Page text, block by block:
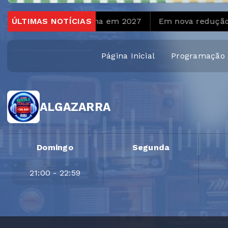
ÚLTIMAS NOTÍCIAS
Copa Feminina em 2027 Em nova redução,
Página Inicial Programação
ALGAZARRA
Domingo
21:00 - 22:59
Segunda